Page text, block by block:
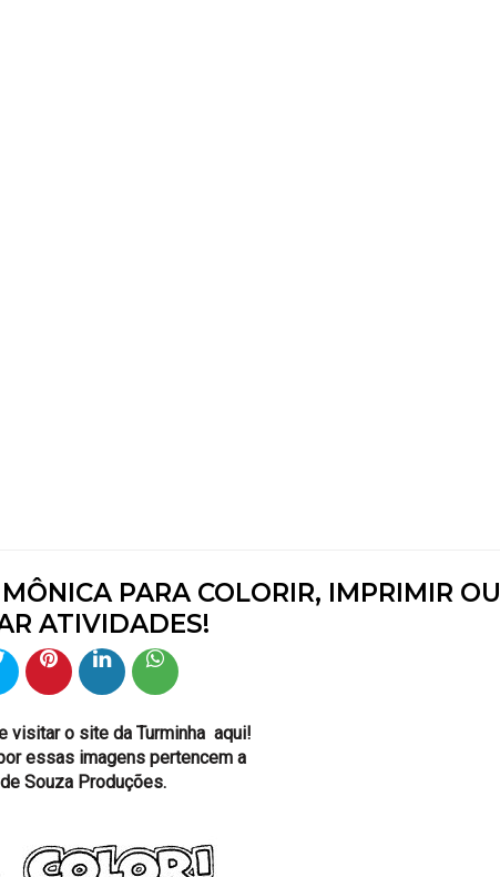
PARA COLORIR, IMPRIMIR OU
ATIVIDADES!
visitar o site da Turminha aqui!
essas imagens pertencem a
Souza Produções.